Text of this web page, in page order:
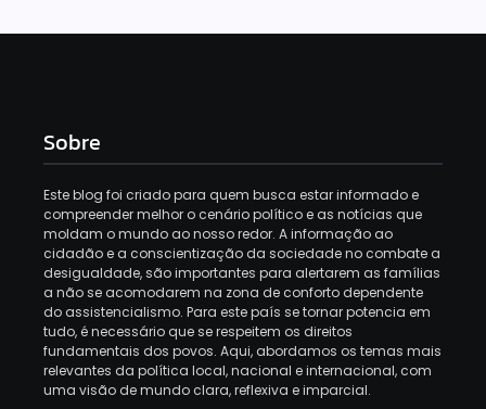
Sobre
Este blog foi criado para quem busca estar informado e
compreender melhor o cenário político e as notícias que
moldam o mundo ao nosso redor. A informação ao
cidadão e a conscientização da sociedade no combate a
desigualdade, são importantes para alertarem as famílias
a não se acomodarem na zona de conforto dependente
do assistencialismo. Para este país se tornar potencia em
tudo, é necessário que se respeitem os direitos
fundamentais dos povos. Aqui, abordamos os temas mais
relevantes da política local, nacional e internacional, com
uma visão de mundo clara, reflexiva e imparcial.